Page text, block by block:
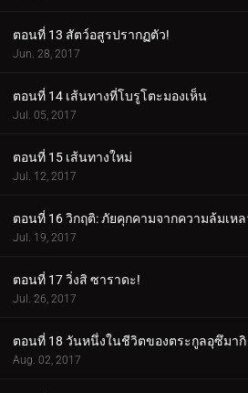
ตอนที่ 13 สัตว์อสูรปรากฏตัว!
Jun. 28, 2017
ตอนที่ 14 เส้นทางที่โบรูโตะมองเห็น
Jul. 05, 2017
ตอนที่ 15 เส้นทางใหม่
Jul. 12, 2017
ตอนที่ 16 วิกฤติ: ภัยคุกคามจากความล้มเห
Jul. 19, 2017
ตอนที่ 17 วิ่งสิ ซาราดะ!
Jul. 26, 2017
ตอนที่ 18 วันหนึ่งในชีวิตของตระกูลอุซึมากิ
Aug. 02, 2017